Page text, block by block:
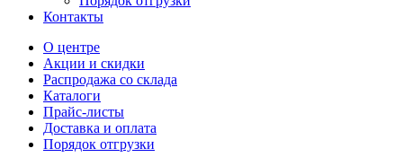
Контакты
О центре
Акции и скидки
Распродажа со склада
Каталоги
Прайс-листы
Доставка и оплата
Порядок отгрузки